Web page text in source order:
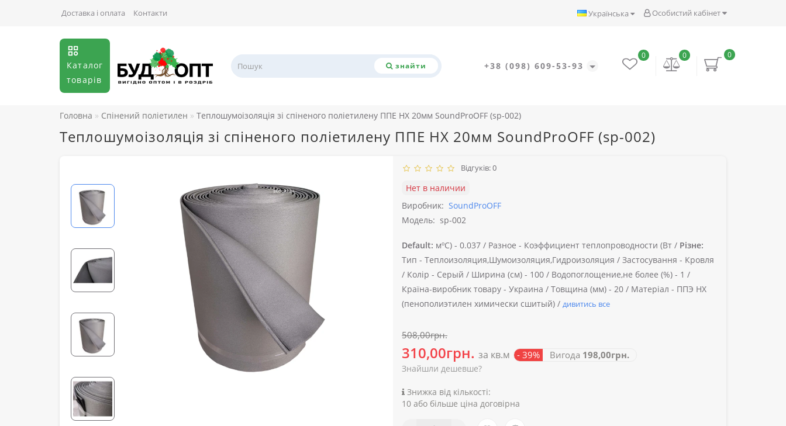
Особистий кабінет
Українська
Доставка і оплата Контакти
Каталог
товарів
знайти +38 (098) 609-53-93
0
0
0
Головна Спінений поліетилен Теплошумоізоляція зі спіненого поліетилену ППЕ НХ 20мм SoundProOFF (sp-002)
Теплошумоізоляція зі спіненого поліетилену ППЕ НХ 20мм SoundProOFF (sp-002)
Відгуків: 0
Нет в наличии
Виробник: SoundProOFF
Модель: sp-002
Default: мºС) - 0.037 / Разное - Коэффициент теплопроводности (Вт / Різне:
Тип - Теплоизоляция,Шумоизоляция,Гидроизоляция / Застосування - Кровля
/ Колір - Серый / Ширина (см) - 100 / Водопоглощение,не более (%) - 1 /
Країна-виробник товару - Украина / Товщина (мм) - 20 / Матеріал - ППЭ НХ
(пенополиэтилен химически сшитый) / дивитись все
508,00грн.
310,00грн. за кв.м - 39% Вигода 198,00грн.
Знайшли дешевше?
Знижка від кількості:
10 або більше ціна договірна